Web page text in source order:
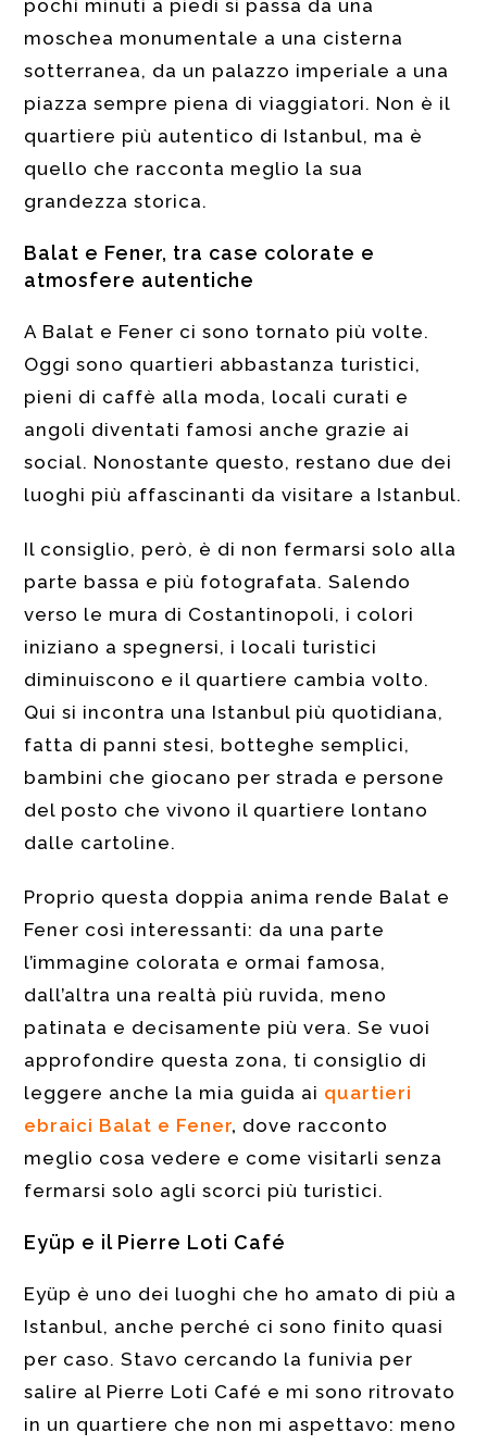
pochi minuti a piedi si passa da una
moschea monumentale a una cisterna
sotterranea, da un palazzo imperiale a una
piazza sempre piena di viaggiatori. Non è il
quartiere più autentico di Istanbul, ma è
quello che racconta meglio la sua
grandezza storica.
Balat e Fener, tra case colorate e
atmosfere autentiche
A Balat e Fener ci sono tornato più volte.
Oggi sono quartieri abbastanza turistici,
pieni di caffè alla moda, locali curati e
angoli diventati famosi anche grazie ai
social. Nonostante questo, restano due dei
luoghi più affascinanti da visitare a Istanbul.
Il consiglio, però, è di non fermarsi solo alla
parte bassa e più fotografata. Salendo
verso le mura di Costantinopoli, i colori
iniziano a spegnersi, i locali turistici
diminuiscono e il quartiere cambia volto.
Qui si incontra una Istanbul più quotidiana,
fatta di panni stesi, botteghe semplici,
bambini che giocano per strada e persone
del posto che vivono il quartiere lontano
dalle cartoline.
Proprio questa doppia anima rende Balat e
Fener così interessanti: da una parte
l’immagine colorata e ormai famosa,
dall’altra una realtà più ruvida, meno
patinata e decisamente più vera. Se vuoi
approfondire questa zona, ti consiglio di
leggere anche la mia guida ai quartieri
ebraici Balat e Fener, dove racconto
meglio cosa vedere e come visitarli senza
fermarsi solo agli scorci più turistici.
Eyüp e il Pierre Loti Café
Eyüp è uno dei luoghi che ho amato di più a
Istanbul, anche perché ci sono finito quasi
per caso. Stavo cercando la funivia per
salire al Pierre Loti Café e mi sono ritrovato
in un quartiere che non mi aspettavo: meno